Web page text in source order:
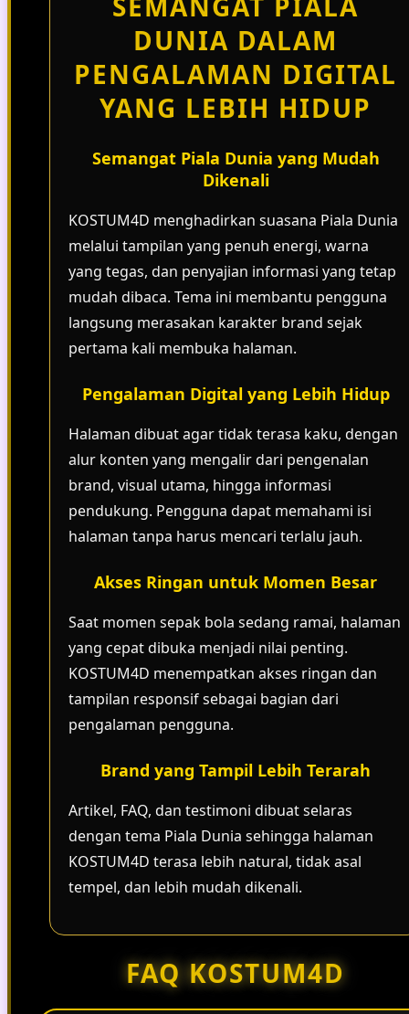
DUNIA DALAM
PENGALAMAN DIGITAL
YANG LEBIH HIDUP
Semangat Piala Dunia yang Mudah
Dikenali
KOSTUM4D menghadirkan suasana Piala Dunia
melalui tampilan yang penuh energi, warna
yang tegas, dan penyajian informasi yang tetap
mudah dibaca. Tema ini membantu pengguna
langsung merasakan karakter brand sejak
pertama kali membuka halaman.
Pengalaman Digital yang Lebih Hidup
Halaman dibuat agar tidak terasa kaku, dengan
alur konten yang mengalir dari pengenalan
brand, visual utama, hingga informasi
pendukung. Pengguna dapat memahami isi
halaman tanpa harus mencari terlalu jauh.
Akses Ringan untuk Momen Besar
Saat momen sepak bola sedang ramai, halaman
yang cepat dibuka menjadi nilai penting.
KOSTUM4D menempatkan akses ringan dan
tampilan responsif sebagai bagian dari
pengalaman pengguna.
Brand yang Tampil Lebih Terarah
Artikel, FAQ, dan testimoni dibuat selaras
dengan tema Piala Dunia sehingga halaman
KOSTUM4D terasa lebih natural, tidak asal
tempel, dan lebih mudah dikenali.
FAQ KOSTUM4D